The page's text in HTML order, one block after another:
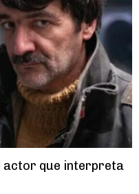
actor que interpreta